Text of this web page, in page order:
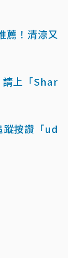
薦！清涼又
請上「Shar
蹤按讚「ud